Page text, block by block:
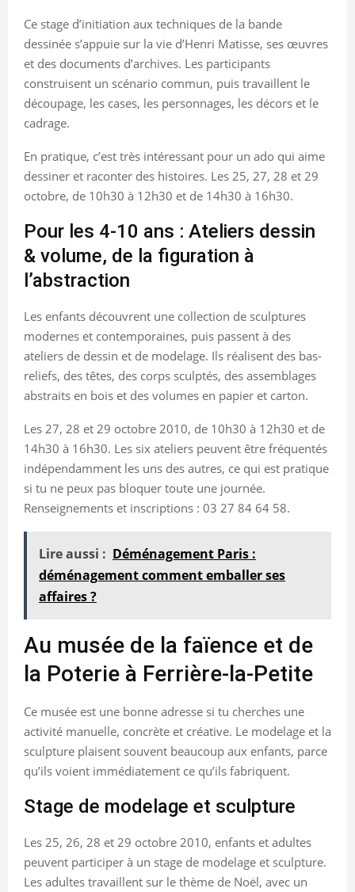
Ce stage d’initiation aux techniques de la bande
dessinée s’appuie sur la vie d’Henri Matisse, ses œuvres
et des documents d’archives. Les participants
construisent un scénario commun, puis travaillent le
découpage, les cases, les personnages, les décors et le
cadrage.
En pratique, c’est très intéressant pour un ado qui aime
dessiner et raconter des histoires. Les 25, 27, 28 et 29
octobre, de 10h30 à 12h30 et de 14h30 à 16h30.
Pour les 4-10 ans : Ateliers dessin
& volume, de la figuration à
l’abstraction
Les enfants découvrent une collection de sculptures
modernes et contemporaines, puis passent à des
ateliers de dessin et de modelage. Ils réalisent des bas-
reliefs, des têtes, des corps sculptés, des assemblages
abstraits en bois et des volumes en papier et carton.
Les 27, 28 et 29 octobre 2010, de 10h30 à 12h30 et de
14h30 à 16h30. Les six ateliers peuvent être fréquentés
indépendamment les uns des autres, ce qui est pratique
si tu ne peux pas bloquer toute une journée.
Renseignements et inscriptions : 03 27 84 64 58.
Lire aussi : Déménagement Paris :
déménagement comment emballer ses
affaires ?
Au musée de la faïence et de
la Poterie à Ferrière-la-Petite
Ce musée est une bonne adresse si tu cherches une
activité manuelle, concrète et créative. Le modelage et la
sculpture plaisent souvent beaucoup aux enfants, parce
qu’ils voient immédiatement ce qu’ils fabriquent.
Stage de modelage et sculpture
Les 25, 26, 28 et 29 octobre 2010, enfants et adultes
peuvent participer à un stage de modelage et sculpture.
Les adultes travaillent sur le thème de Noël, avec un